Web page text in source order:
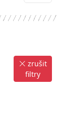
zrušit
filtry